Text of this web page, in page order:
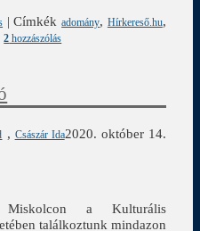
|Címkék adomány, Hírkereső.hu,
2 hozzászólás
, Császár Ida2020. október 14.
a Kulturális
találkoztunk mindazon